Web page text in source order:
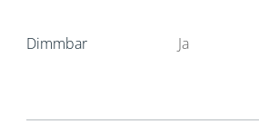
Dimmbar Ja